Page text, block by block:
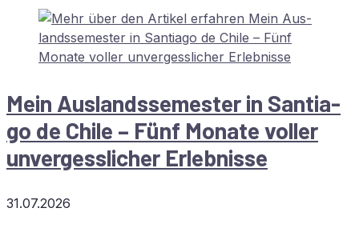
Mein Aus­lands­se­mes­ter in Sant­ia­
go de Chi­le – Fünf Mo­na­te vol­ler
un­ver­gess­li­cher Erlebnisse
31.07.2026